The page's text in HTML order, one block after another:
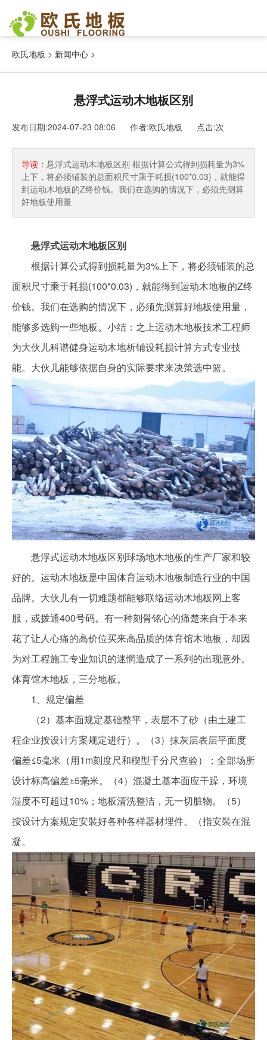
欧氏地板 > 新闻中心 >
悬浮式运动木地板区别
发布日期:2024-07-23 08:06 作者:欧氏地板 点击:次
导读： 悬浮式运动木地板区别 根据计算公式得到损耗量为3%
上下，将必须铺装的总面积尺寸乘于耗损(100*0.03)，就能得
到运动木地板的Z终价钱。我们在选购的情况下，必须先测算
好地板使用量
悬浮式运动木地板区别
根据计算公式得到损耗量为3%上下，将必须铺装的总
面积尺寸乘于耗损(100*0.03)，就能得到运动木地板的Z终
价钱。我们在选购的情况下，必须先测算好地板使用量，
能够多选购一些地板。小结：之上运动木地板技术工程师
为大伙儿科谱健身运动木地析铺设耗损计算方式专业技
能。大伙儿能够依据自身的实际要求来决策选中篮。
悬浮式运动木地板区别球场地木地板的生产厂家和较
好的。运动木地板是中国体育运动木地板制造行业的中国
品牌。大伙儿有一切难题都能够联络运动木地板网上客
服，或拨通400号码。有一种刻骨铭心的痛楚来自于本来
花了让人心痛的高价位买来高品质的体育馆木地板，却因
为对工程施工专业知识的迷惘造成了一系列的出现意外。
体育馆木地板，三分地板。
1、规定偏差
（2）基本面规定基础整平，表层不了砂（由土建工
程企业按设计方案规定进行）。（3）抹灰层表层平面度
偏差≤5毫米（用1m刻度尺和楔型千分尺查验）；全部场所
设计标高偏差±5毫米。（4）混凝土基本面应干躁，环境
湿度不可超过10%；地板清洗整洁，无一切脏物。（5）
按设计方案规定安裝好各种各样器材埋件。（指安裝在混
凝。